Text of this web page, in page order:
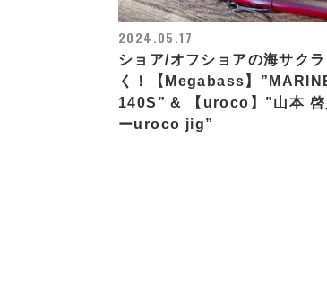
2024.05.17
ショア/オフショアの海サク
く！【Megabass】
140S” & 【uroco】”山本 啓
ーuroco jig”